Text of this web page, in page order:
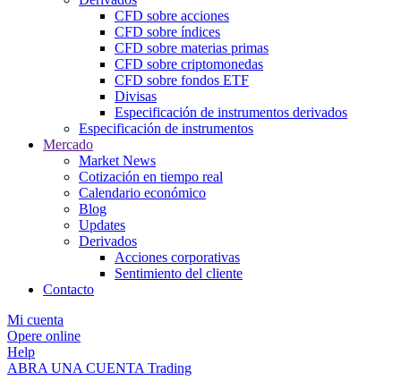
CFD sobre acciones
CFD sobre índices
CFD sobre materias primas
CFD sobre criptomonedas
CFD sobre fondos ETF
Divisas
Especificación de instrumentos derivados
Especificación de instrumentos
Mercado
Market News
Cotización en tiempo real
Calendario económico
Blog
Updates
Derivados
Acciones corporativas
Sentimiento del cliente
Contacto
Mi cuenta
Opere online
Help
ABRA UNA CUENTA Trading